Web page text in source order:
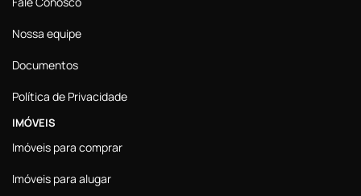
Nossa equipe
Documentos
Política de Privacidade
IMÓVEIS
Imóveis para comprar
Imóveis para alugar